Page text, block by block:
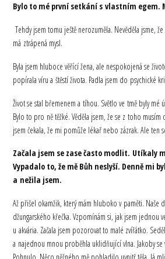
Bylo to mé první setkání s vlastním egem.
Tehdy jsem tomu ještě nerozuměla. Nevěděla jsme,
má ztrápená mysl.
Byla jsem hluboce věřící žena, ale nespokojená se
popírala víru a štěstí života. Padla jsem do psychické
Život se stal břemenem a tíhou. Světlo ve tmě byly mé
Bylo to pro ně těžké. Věděla jsem, že se z toho musím
jsem čekala, že mi pomůže lékař nebo zázrak. Ale ten
Začala jsem se zase často modlit. Utíkaly
Vypadalo to, že mě Bůh neslyší. Denně mi
a nežila jsem.
Až přišel okamžik, který mám hluboko v paměti. Naše
džungarského křečka. Vzpomínám si, jak jsem jednou
u akvária. Začala jsem pozorovat to malé zvířátko.
a najednou mnou proběhla uklidňující vlna. Jakoby